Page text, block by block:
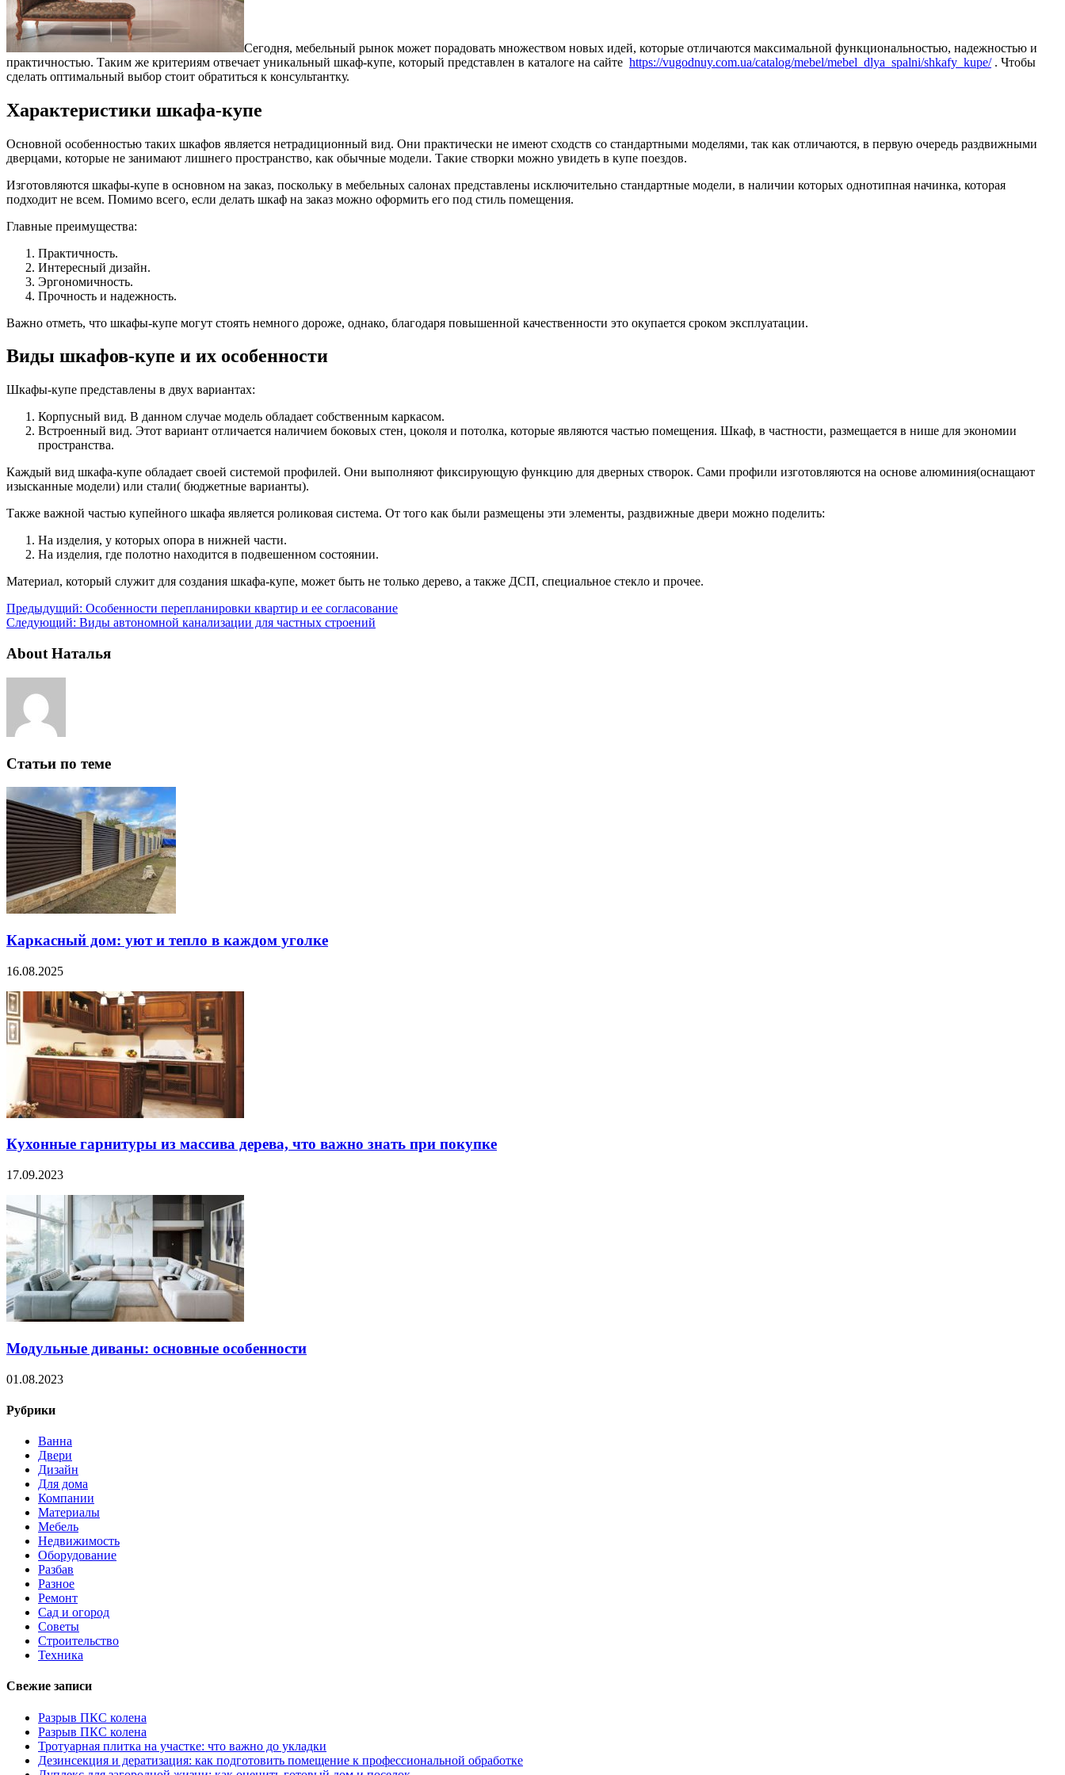
Сегодня, мебельный рынок может порадовать множеством новых идей, которые отличаются максимальной функциональностью, надежностью и
практичностью. Таким же критериям отвечает уникальный шкаф-купе, который представлен в каталоге на сайте https://vugodnuy.com.ua/catalog/mebel/mebel_dlya_spalni/shkafy_kupe/. Чтобы
сделать оптимальный выбор стоит обратиться к консультантку.
Характеристики шкафа-купе
Основной особенностью таких шкафов является нетрадиционный вид. Они практически не имеют сходств со стандартными моделями, так как отличаются, в первую очередь раздвижными
дверцами, которые не занимают лишнего пространство, как обычные модели. Такие створки можно увидеть в купе поездов.
Изготовляются шкафы-купе в основном на заказ, поскольку в мебельных салонах представлены исключительно стандартные модели, в наличии которых однотипная начинка, которая
подходит не всем. Помимо всего, если делать шкаф на заказ можно оформить его под стиль помещения.
Главные преимущества:
Практичность.
Интересный дизайн.
Эргономичность.
Прочность и надежность.
Важно отметь, что шкафы-купе могут стоять немного дороже, однако, благодаря повышенной качественности это окупается сроком эксплуатации.
Виды шкафов-купе и их особенности
Шкафы-купе представлены в двух вариантах:
Корпусный вид. В данном случае модель обладает собственным каркасом.
Встроенный вид. Этот вариант отличается наличием боковых стен, цоколя и потолка, которые являются частью помещения. Шкаф, в частности, размещается в нише для экономии
пространства.
Каждый вид шкафа-купе обладает своей системой профилей. Они выполняют фиксирующую функцию для дверных створок. Сами профили изготовляются на основе алюминия(оснащают
изысканные модели) или стали( бюджетные варианты).
Также важной частью купейного шкафа является роликовая система. От того как были размещены эти элементы, раздвижные двери можно поделить:
На изделия, у которых опора в нижней части.
На изделия, где полотно находится в подвешенном состоянии.
Материал, который служит для создания шкафа-купе, может быть не только дерево, а также ДСП, специальное стекло и прочее.
Предыдущий: Особенности перепланировки квартир и ее согласование
Следующий: Виды автономной канализации для частных строений
About Наталья
Статьи по теме
Каркасный дом: уют и тепло в каждом уголке
16.08.2025
Кухонные гарнитуры из массива дерева, что важно знать при покупке
17.09.2023
Модульные диваны: основные особенности
01.08.2023
Рубрики
Ванна
Двери
Дизайн
Для дома
Компании
Материалы
Мебель
Недвижимость
Оборудование
Разбав
Разное
Ремонт
Сад и огород
Советы
Строительство
Техника
Свежие записи
Разрыв ПКС колена
Разрыв ПКС колена
Тротуарная плитка на участке: что важно до укладки
Дезинсекция и дератизация: как подготовить помещение к профессиональной обработке